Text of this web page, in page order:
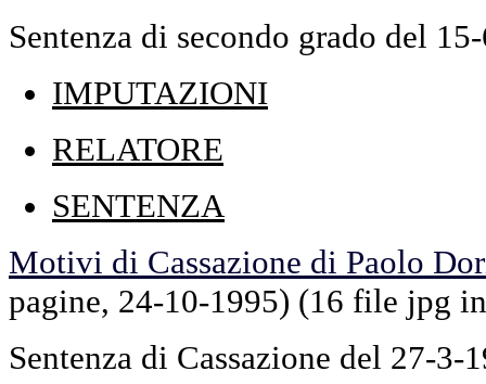
Sentenza di secondo grado del
IMPUTAZIONI
RELATORE
SENTENZA
Motivi di Cassazione di Paolo
pagine, 24-10-1995) (16 file jpg
Sentenza di Cassazione del 27-